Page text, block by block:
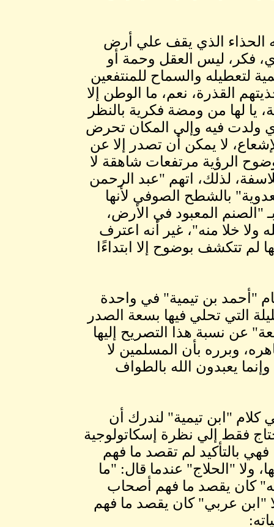
الحذاء الذي يقف علي أرض
فكر، ليس العقل وحمة أو
لتعطيله والسماح للمنتفعين
القذرة، نعم، ما الوطن إلا
يا لها من ومضة فكرية بالنظر
ولدت فيه وإلي المكان تحرض
لا يمكن أن تصدر إلا عن
الرؤية مرتفعات شاهقة لا
لذلك، اتهم "عبد الرحمن
بالشطح الصوفي لأنها
"الصنم المعبود في الأرض،
ولا خلا منه"، غير أنه اعترف
لم تتكشف بوضوح إلا ابتداءًا
"أحمد بن تيمية" في واحدة
التي تحلي فيها بسعة الصدر
عن نسبة هذا التصريح إليها
وبرره بأن المسلمين لا
يعبدون الله بالطواف
كلام "ابن تيمية" لندرك أن
فقط إلي نظرة إسكاتولوجية
فهي بالتأكيد لم تقصد ما فهم
ولا "الحلاج" عندما قال: "ما
كان يقصد ما فهم أصحاب
"ابن عربي" كان يقصد ما فهم